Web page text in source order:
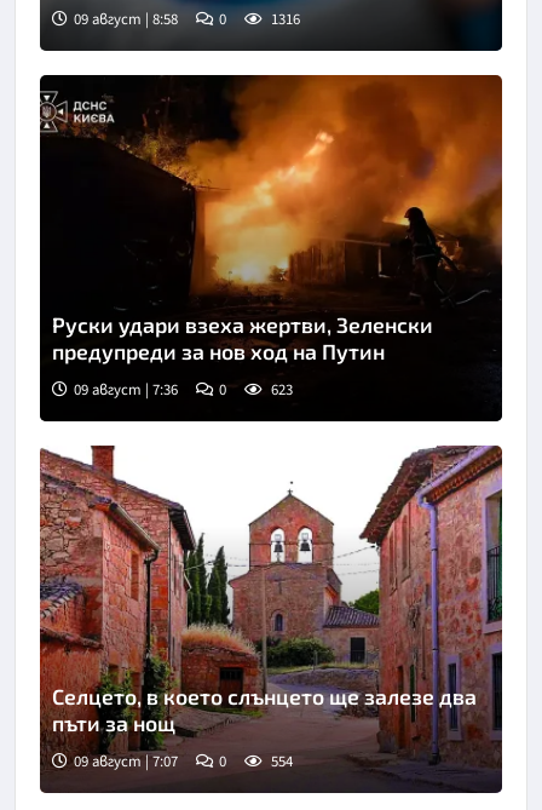
Снимка: Укринформ
09 август | 8:58 0 1316
Руски удари взеха жертви, Зеленски
предупреди за нов ход на Путин
09 август | 7:36 0 623
Селцето, в което слънцето ще залезе два
пъти за нощ
09 август | 7:07 0 554